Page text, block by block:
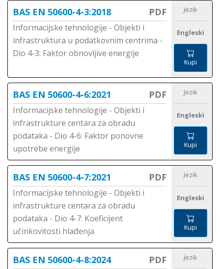
BAS EN 50600-4-3:2018 PDF
Informacijske tehnologije - Objekti i
infrastruktura u podatkovnim centrima -
Dio 4-3: Faktor obnovljive energije
Jezik
Engleski
Kupi
BAS EN 50600-4-6:2021 PDF
Informacijske tehnologije - Objekti i
infrastrukture centara za obradu
podataka - Dio 4-6: Faktor ponovne
upotrebe energije
Jezik
Engleski
Kupi
BAS EN 50600-4-7:2021 PDF
Informacijske tehnologije - Objekti i
infrastrukture centara za obradu
podataka - Dio 4-7: Koeficijent
učinkovitosti hlađenja
Jezik
Engleski
Kupi
BAS EN 50600-4-8:2024 PDF Jezik